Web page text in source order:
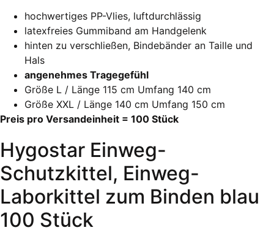
hochwertiges PP-Vlies, luftdurchlässig
latexfreies Gummiband am Handgelenk
hinten zu verschließen, Bindebänder an Taille und
Hals
angenehmes Tragegefühl
Größe L / Länge 115 cm Umfang 140 cm
Größe XXL / Länge 140 cm Umfang 150 cm
Preis pro Versandeinheit = 100 Stück
Hygostar Einweg-
Schutzkittel, Einweg-
Laborkittel zum Binden blau
100 Stück